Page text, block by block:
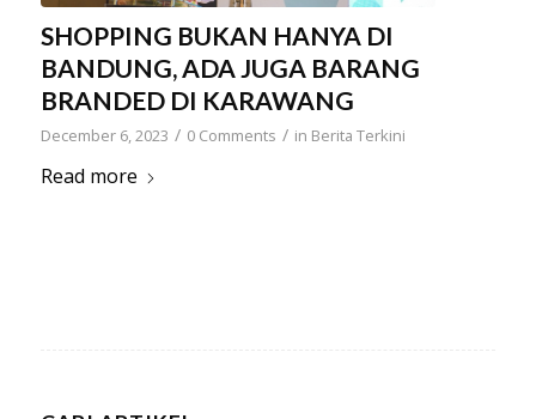
SHOPPING BUKAN HANYA DI
BANDUNG, ADA JUGA BARANG
BRANDED DI KARAWANG
December 6, 2023 / 0 Comments / in Berita Terkini
Read more